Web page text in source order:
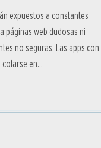
expuestos a constantes
páginas web dudosas ni
no seguras. Las apps con
en...